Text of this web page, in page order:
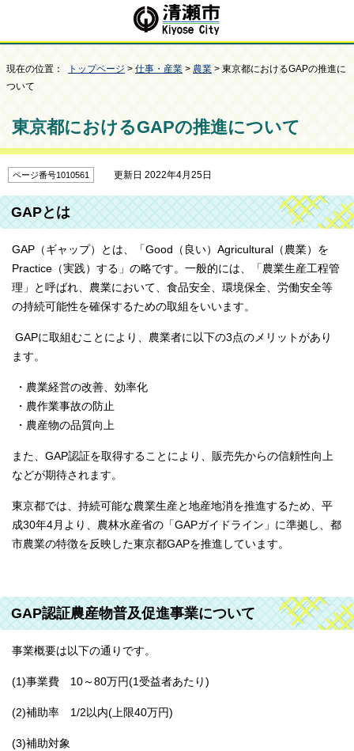
現在の位置： トップページ > 仕事・産業 > 農業 > 東京都におけるGAPの推進に
ついて
東京都におけるGAPの推進について
ページ番号1010561 更新日 2022年4月25日
GAPとは
GAP（ギャップ）とは、「Good（良い）Agricultural（農業）を
Practice（実践）する」の略です。一般的には、「農業生産工程管
理」と呼ばれ、農業において、食品安全、環境保全、労働安全等
の持続可能性を確保するための取組をいいます。
GAPに取組むことにより、農業者に以下の3点のメリットがあり
ます。
・農業経営の改善、効率化
・農作業事故の防止
・農産物の品質向上
また、GAP認証を取得することにより、販売先からの信頼性向上
などが期待されます。
東京都では、持続可能な農業生産と地産地消を推進するため、平
成30年4月より、農林水産省の「GAPガイドライン」に準拠し、都
市農業の特徴を反映した東京都GAPを推進しています。
GAP認証農産物普及促進事業について
事業概要は以下の通りです。
(1)事業費 10～80万円(1受益者あたり)
(2)補助率 1/2以内(上限40万円)
(3)補助対象